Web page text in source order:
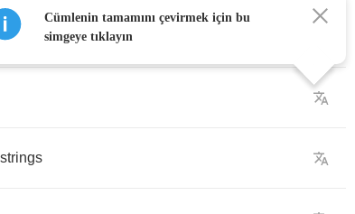
strings
Cümlenin tamamını çevirmek için bu
simgeye tıklayın